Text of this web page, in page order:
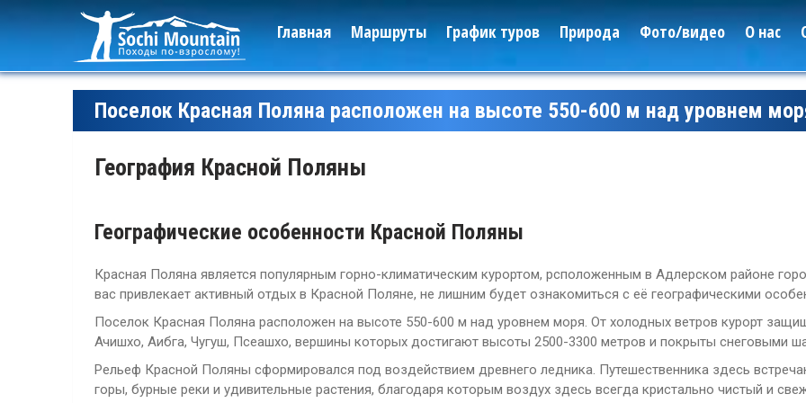
Главная Маршруты График туров Природа Фото/видео О нас
Поселок Красная Поляна расположен на высоте 550-600 м над уровнем
География Красной Поляны
Географические особенности Красной Поляны
Красная Поляна является популярным горно-климатическим курортом, рсположенным в Адлерском районе
вас привлекает активный отдых в Красной Поляне, не лишним будет ознакомиться с её географическими
Поселок Красная Поляна расположен на высоте 550-600 м над уровнем моря. От холодных ветров курорт
Ачишхо, Аибга, Чугуш, Псеашхо, вершины которых достигают высоты 2500-3300 метров и покрыты снеговыми
Рельеф Красной Поляны сформировался под воздействием древнего ледника. Путешественника здесь
горы, бурные реки и удивительные растения, благодаря которым воздух здесь всегда кристально чистый и
Леса